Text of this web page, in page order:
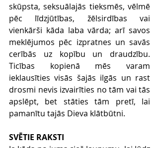
skūpsta, seksuālajās tieksmēs, vēlmē
pēc līdzjūtības, žēlsirdības vai
vienkārši kāda laba vārda; arī savos
meklējumos pēc izpratnes un savās
cerībās uz kopību un draudzību.
Ticības kopienā mēs varam
ieklausīties visās šajās ilgās un rast
drosmi nevis izvairīties no tām vai tās
apslēpt, bet stāties tām pretī, lai
pamanītu tajās Dieva klātbūtni.
SVĒTIE RAKSTI